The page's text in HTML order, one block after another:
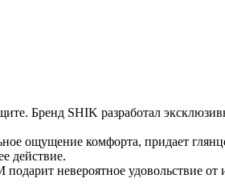
Бренд SHIK разработал
ощущение комфорта, придает
действие.
невероятное удовольствие от